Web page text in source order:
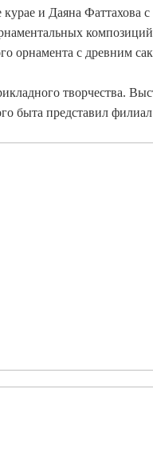
и Даяна
орнамента с древним
творчества.
быта представил